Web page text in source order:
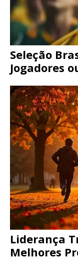
Seleção
Jogadores
Liderança
Melhores